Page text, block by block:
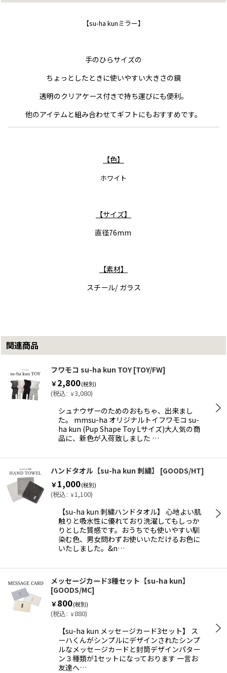
【su-ha kunミラー】
手のひらサイズの
ちょっとしたときに使いやすい大きさの鏡
透明のクリアケース付きで持ち運びにも便利。
他のアイテムと組み合わせてギフトにもおすすめです。
【色】
ホワイト
【サイズ】
直径76mm
【素材】
スチール/ ガラス
関連商品
フワモコ su-ha kun TOY [TOY/FW]
￥2,800(税別)
(税込: ￥3,080)
シュナウザーのためのおもちゃ、出来まし
た。 mmsu-ha オリジナルトイフワモコ su-
ha kun (Pup Shape Toy Lサイズ)大人気の商
品に、新色が入荷致しました …
ハンドタオル【su-ha kun 刺繍】 [GOODS/HT]
￥1,000(税別)
(税込: ￥1,100)
【su-ha kun 刺繍ハンドタオル】 心地よい肌
触りと吸水性に優れており洗濯してもしっか
りとした質感です。おうちでも使いやすい馴
染む色、男女問わずお使いいただけるお色に
いたしました。&n…
メッセージカード3種セット【su-ha kun】
[GOODS/MC]
￥800(税別)
(税込: ￥880)
【su-ha kun メッセージカード3セット】 ス
ーハくんがシンプルにデザインされたシンプ
ルなメッセージカードと封筒デザインパター
ン３種類が1セットになっております 一言お
友達へ…